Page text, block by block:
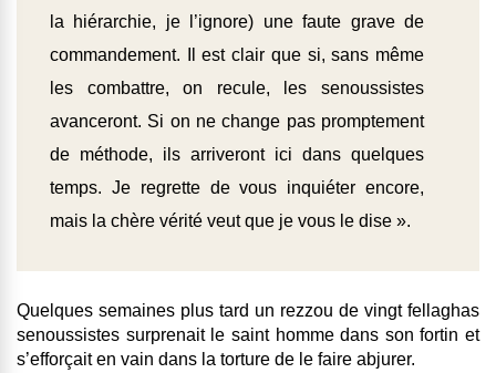
la hiérarchie, je l’ignore) une faute grave de
commandement. Il est clair que si, sans même
les combattre, on recule, les senoussistes
avanceront. Si on ne change pas promptement
de méthode, ils arriveront ici dans quelques
temps. Je regrette de vous inquiéter encore,
mais la chère vérité veut que je vous le dise ».
Quelques semaines plus tard un rezzou de vingt fellaghas
senoussistes surprenait le saint homme dans son fortin et
s’efforçait en vain dans la torture de le faire abjurer.